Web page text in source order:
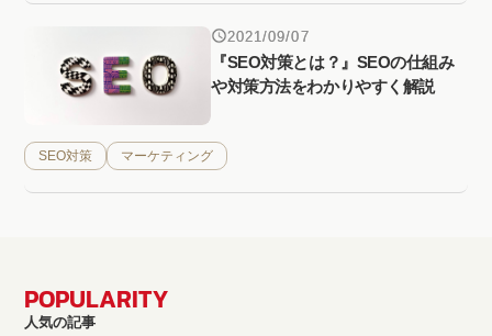
2021/09/07
『SEO対策とは？』SEOの仕組み
や対策方法をわかりやすく解説
SEO対策 マーケティング
POPULARITY
人気の記事